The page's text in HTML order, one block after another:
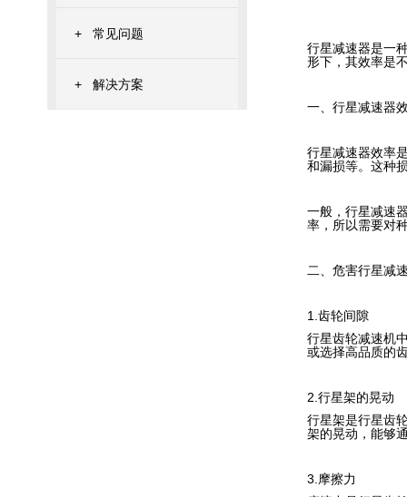
+ 常见问题
+ 解决方案
行星减速器是一
形下，其效率是
一、行星减速器
行星减速器效率
和漏损等。这种
一般，行星减速
率，所以需要对
二、危害行星减
1.齿轮间隙
行星齿轮减速机
或选择高品质的
2.行星架的晃动
行星架是行星齿
架的晃动，能够
3.摩擦力